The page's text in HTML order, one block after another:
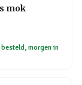
mok
besteld, morgen in